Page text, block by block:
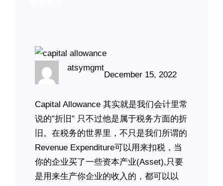
atsymgmt
December 15, 2022
Capital Allowance 其实就是我们会计里常
说的”折旧” 只不过他是属于税务方面的折
旧。在税务的世界里，不只是我们所谓的
Revenue Expenditure可以用来扣税，当
你的企业买了一些资本产业(Asset),只要
是用来生产你企业的收入的，都可以以